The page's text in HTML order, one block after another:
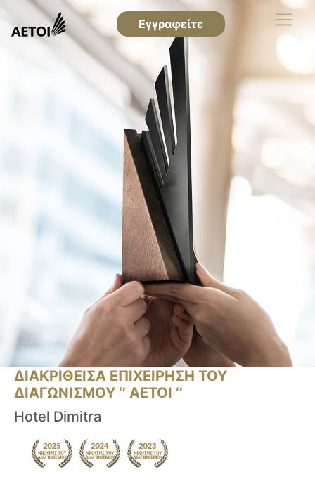
Εγγραφείτε
ΔΙΑΚΡΙΘΕΙΣΑ ΕΠΙΧΕΙΡΗΣΗ ΤΟΥ
ΔΙΑΓΩΝΙΣΜΟΥ ‘’ ΑΕΤΟΙ ‘’
Hotel Dimitra